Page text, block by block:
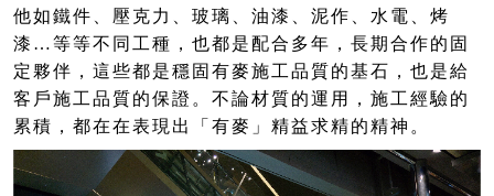
他如鐵件、壓克力、玻璃、油漆、泥作、水電、烤
漆…等等不同工種，也都是配合多年，長期合作的固
定夥伴，這些都是穩固有麥施工品質的基石，也是給
客戶施工品質的保證。不論材質的運用，施工經驗的
累積，都在在表現出「有麥」精益求精的精神。